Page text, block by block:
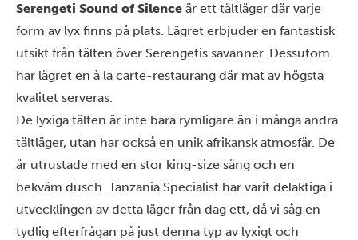
Serengeti Sound of Silence är ett tältläger där varje
form av lyx finns på plats. Lägret erbjuder en fantastisk
utsikt från tälten över Serengetis savanner. Dessutom
har lägret en à la carte-restaurang där mat av högsta
kvalitet serveras.
De lyxiga tälten är inte bara rymligare än i många andra
tältläger, utan har också en unik afrikansk atmosfär. De
är utrustade med en stor king-size säng och en
bekväm dusch. Tanzania Specialist har varit delaktiga i
utvecklingen av detta läger från dag ett, då vi såg en
tydlig efterfrågan på just denna typ av lyxigt och